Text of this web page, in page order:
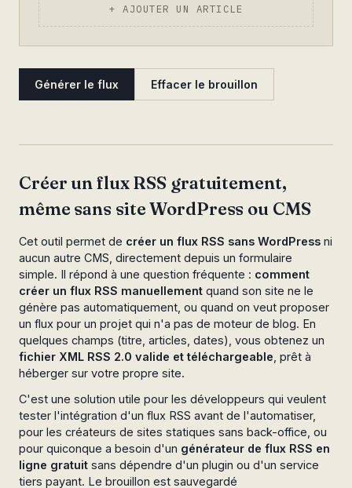
+ AJOUTER UN ARTICLE
Générer le flux Effacer le brouillon
Créer un flux RSS gratuitement,
même sans site WordPress ou CMS
Cet outil permet de créer un flux RSS sans WordPress ni
aucun autre CMS, directement depuis un formulaire
simple. Il répond à une question fréquente : comment
créer un flux RSS manuellement quand son site ne le
génère pas automatiquement, ou quand on veut proposer
un flux pour un projet qui n'a pas de moteur de blog. En
quelques champs (titre, articles, dates), vous obtenez un
fichier XML RSS 2.0 valide et téléchargeable , prêt à
héberger sur votre propre site.
C'est une solution utile pour les développeurs qui veulent
tester l'intégration d'un flux RSS avant de l'automatiser,
pour les créateurs de sites statiques sans back-office, ou
pour quiconque a besoin d'un générateur de flux RSS en
ligne gratuit sans dépendre d'un plugin ou d'un service
tiers payant. Le brouillon est sauvegardé